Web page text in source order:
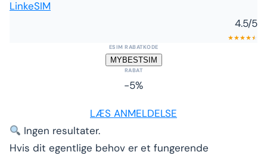
LinkeSIM
4.5/5
★★★★★★
ESIM RABATKODE
MYBESTSIM
RABAT
-5%
LÆS ANMELDELSE
Ingen resultater.
Hvis dit egentlige behov er et fungerende